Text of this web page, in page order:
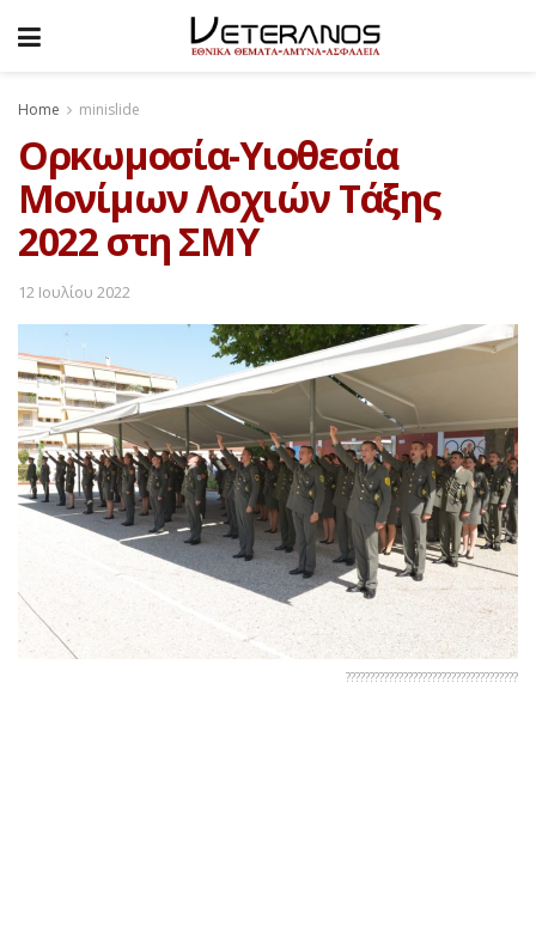
Home minislide
Ορκωμοσία-Υιοθεσία
Μονίμων Λοχιών Τάξης
2022 στη ΣΜΥ
12 Ιουλίου 2022
????????????????????????????????????